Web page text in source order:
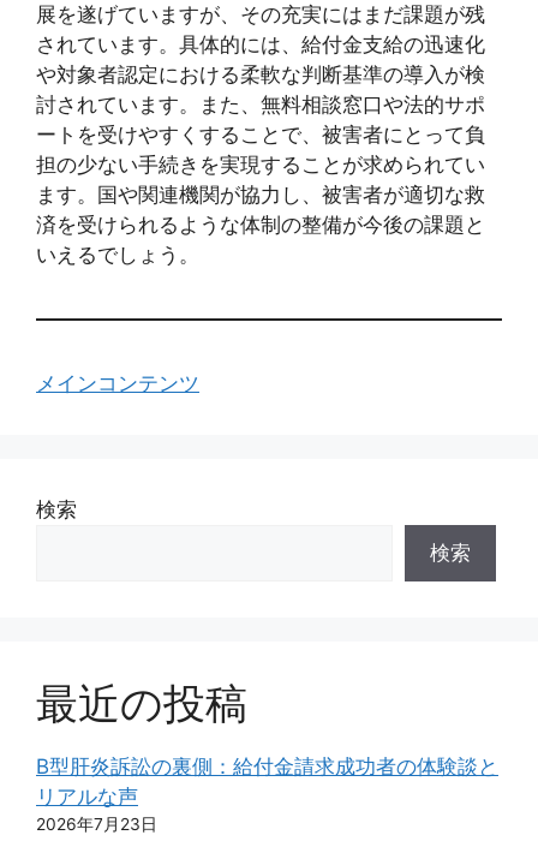
展を遂げていますが、その充実にはまだ課題が残
されています。具体的には、給付金支給の迅速化
や対象者認定における柔軟な判断基準の導入が検
討されています。また、無料相談窓口や法的サポ
ートを受けやすくすることで、被害者にとって負
担の少ない手続きを実現することが求められてい
ます。国や関連機関が協力し、被害者が適切な救
済を受けられるような体制の整備が今後の課題と
いえるでしょう。
メインコンテンツ
検索
検索
最近の投稿
B型肝炎訴訟の裏側：給付金請求成功者の体験談と
リアルな声
2026年7月23日